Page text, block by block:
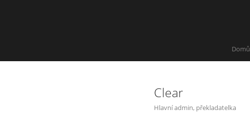
Domů
Clear
Hlavní admin, překladatelka